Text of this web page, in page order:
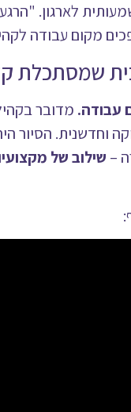
לארגון.
מקום עבודה
שמסתכלת
עבודה. מדובר
וחדשנית. הסיור
– שילוב של